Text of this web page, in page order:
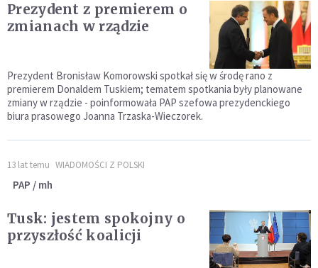
Prezydent z premierem o
zmianach w rządzie
Prezydent Bronisław Komorowski spotkał się w środę rano z
premierem Donaldem Tuskiem; tematem spotkania były planowane
zmiany w rządzie - poinformowała PAP szefowa prezydenckiego
biura prasowego Joanna Trzaska-Wieczorek.
13 lat temu WIADOMOŚCI Z POLSKI
PAP / mh
Tusk: jestem spokojny o
przyszłość koalicji